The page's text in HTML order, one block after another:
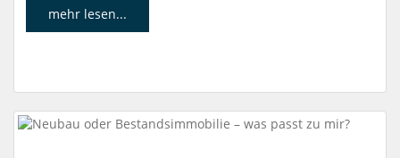
mehr lesen...